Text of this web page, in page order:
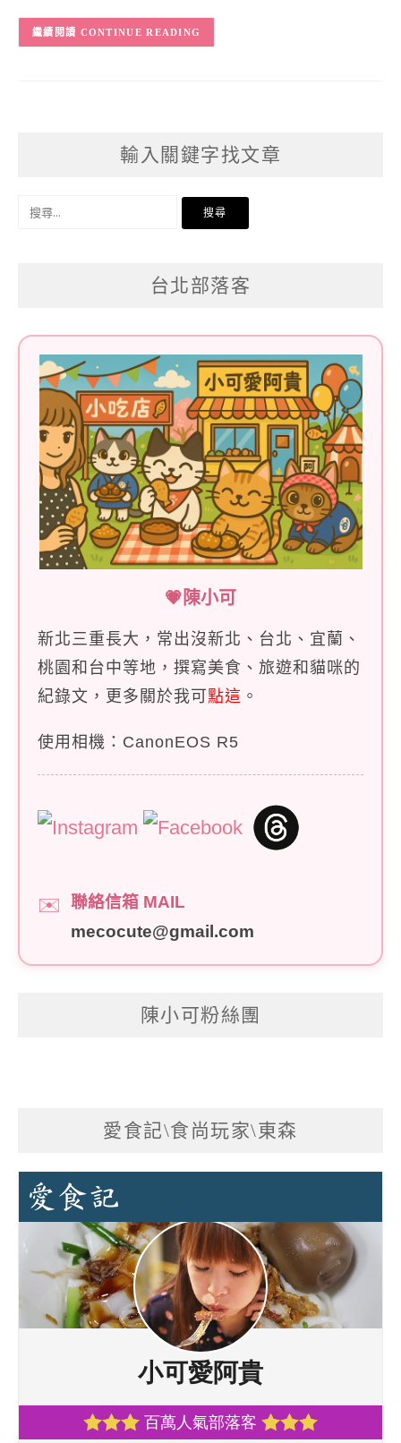
CONTINUE READING
輸入關鍵字找文章
搜
台北部落客
💗陳小可
新北三重長大，常出沒新北、台北、宜蘭、
桃園和台中等地，撰寫美食、旅遊和貓咪的
紀錄文，更多關於我可點這 。
使用相機：CanonEOS R5
✉️
聯絡信箱 MAIL
mecocute@gmail.com
陳小可粉絲團
愛食記\食尚玩家\東森